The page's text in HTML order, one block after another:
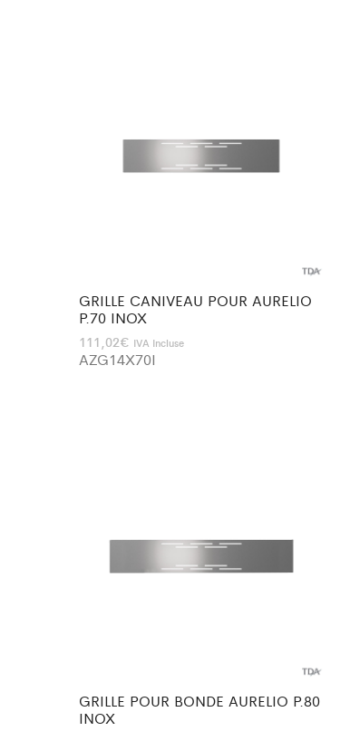
GRILLE CANIVEAU POUR AURELIO
P.70 INOX
111,02€ IVA Incluse
AZG14X70I
GRILLE POUR BONDE AURELIO P.80
INOX